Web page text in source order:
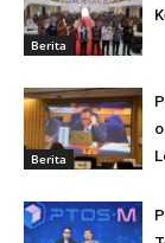
Berita
Berita